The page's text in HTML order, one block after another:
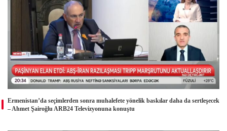
Ermenistan’da seçimlerden sonra muhalefete yönelik baskılar daha da sertleşecek
– Ahmet Şairoğlu ARB24 Televizyonuna konuştu